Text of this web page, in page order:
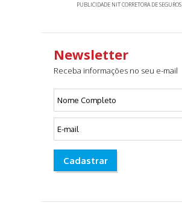
PUBLICIDADE NIT CORRETORA DE SEGUROS
Newsletter
Receba informações no seu e-mail
Cadastrar